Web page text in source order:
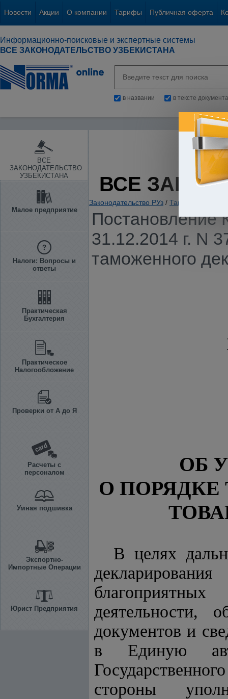
Новости Акции О компании Тарифы Публичная оферта
Информационно-поисковые и экспертные системы
ВСЕ ЗАКОНОДАТЕЛЬСТВО УЗБЕКИСТАНА
в названии в тексте документа
ВСЕ
ЗАКОНОДАТЕЛЬСТВО
УЗБЕКИСТАНА
Малое предприятие
Налоги: Вопросы и
ответы
Практическая
Бухгалтерия
Практическое
Налогообложение
Проверки от А до Я
Расчеты с
персоналом
Умная подшивка
Экспортно-
Импортные Операции
Юрист Предприятия
ВСЕ
Законодательство РУз / Таможенное
Постановление
31.12.2014 г. N
таможенного
ОБ
О
В целях
деятельности,
документов и
в Единую
стороны